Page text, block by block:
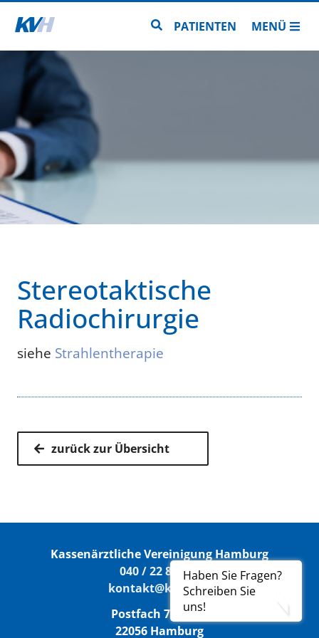
Zur Startseite Zur Seitensuche
PATIENTEN MENÜ
Haben Sie Fragen?
Schreiben Sie
uns!
Stereotaktische
Radiochirurgie
siehe Strahlentherapie
zurück zur Übersicht
Kassenärztliche Vereinigung Hamburg
040 / 22 802 - 0
kontakt@kvhh.de
Postfach 76 06 20
22056 Hamburg